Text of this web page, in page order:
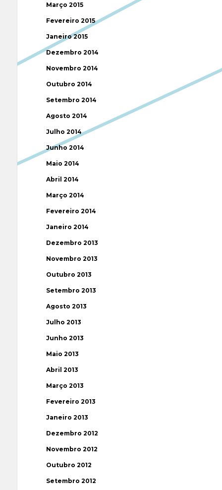
Março 2015
Fevereiro 2015
Janeiro 2015
Dezembro 2014
Novembro 2014
Outubro 2014
Setembro 2014
Agosto 2014
Julho 2014
Junho 2014
Maio 2014
Abril 2014
Março 2014
Fevereiro 2014
Janeiro 2014
Dezembro 2013
Novembro 2013
Outubro 2013
Setembro 2013
Agosto 2013
Julho 2013
Junho 2013
Maio 2013
Abril 2013
Março 2013
Fevereiro 2013
Janeiro 2013
Dezembro 2012
Novembro 2012
Outubro 2012
Setembro 2012